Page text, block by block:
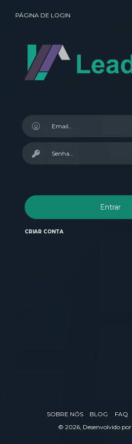
PÁGINA DE LOGIN
Entrar
CRIAR CONTA
SOBRE NÓS BLOG FAQ
© 2026, Desenvolvido por